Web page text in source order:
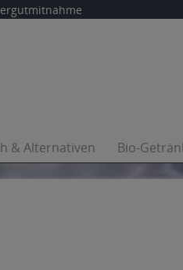
& Alternativen Bio-